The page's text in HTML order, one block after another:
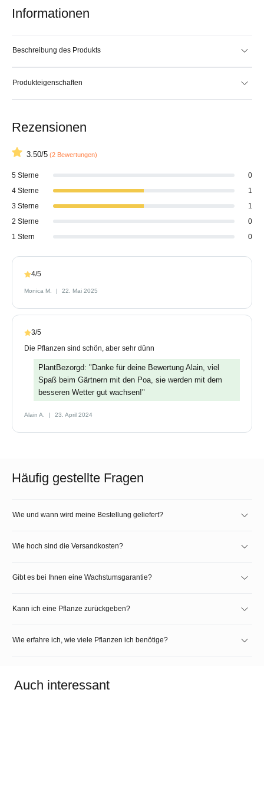
Informationen
Beschreibung des Produkts
Produkteigenschaften
Rezensionen
3.50/5 (2 Bewertungen)
5 Sterne
0
4 Sterne
1
3 Sterne
1
2 Sterne
0
1 Stern
0
4/5
Monica M. 22. Mai 2025
3/5
Die Pflanzen sind schön, aber sehr dünn
PlantBezorgd: "Danke für deine Bewertung Alain, viel
Spaß beim Gärtnern mit den Poa, sie werden mit dem
besseren Wetter gut wachsen!"
Alain A. 23. April 2024
Häufig gestellte Fragen
Wie und wann wird meine Bestellung geliefert?
Wie hoch sind die Versandkosten?
Gibt es bei Ihnen eine Wachstumsgarantie?
Kann ich eine Pflanze zurückgeben?
Wie erfahre ich, wie viele Pflanzen ich benötige?
Auch interessant